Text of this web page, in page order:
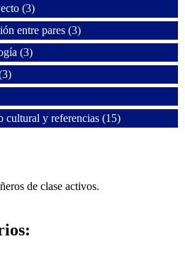
(3)
entre pares (3)
(3)
cultural y referencias (15)
de clase activos.